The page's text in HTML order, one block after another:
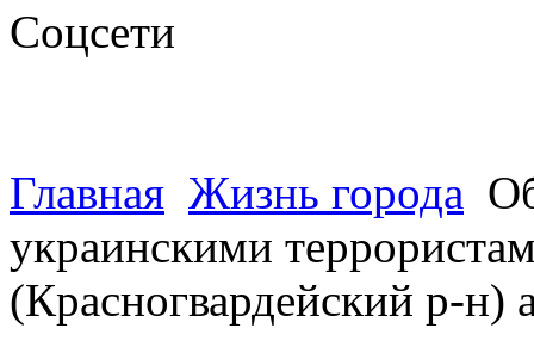
Соцсети
Главная Жизнь города
украинскими
(Красногвардейский р-